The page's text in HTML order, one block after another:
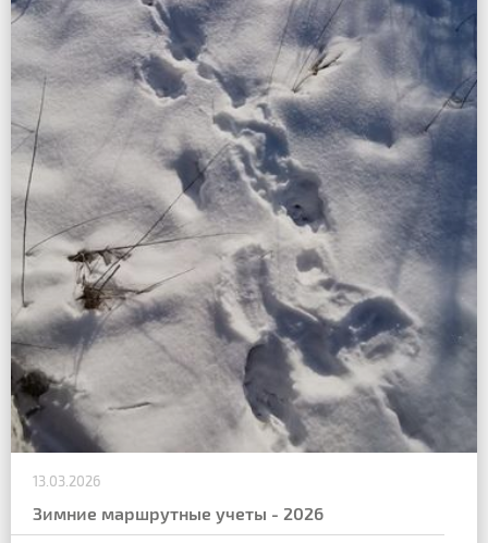
13.03.2026
Зимние маршрутные учеты - 2026